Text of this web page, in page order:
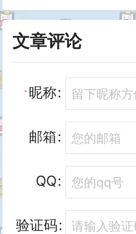
文章评论
昵称
邮箱
QQ
验证码